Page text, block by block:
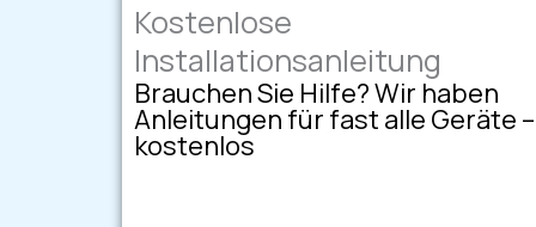
Kostenlose
Installationsanleitung
Brauchen Sie Hilfe? Wir haben
Anleitungen für fast alle Geräte –
kostenlos